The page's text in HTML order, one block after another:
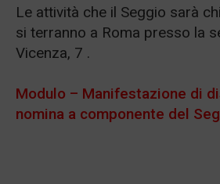
Le attività che il Seggio sarà
si terranno a Roma presso la
Vicenza, 7 .
Modulo – Manifestazione di
nomina a componente del